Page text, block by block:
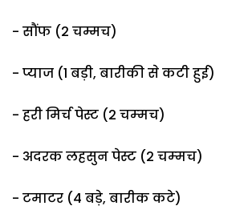
- सौंफ (2 चम्मच)
- प्याज (1 बड़ी, बारीकी से कटी हुई)
- हरी मिर्च पेस्‍ट (2 चम्‍मच)
- अदरक लहसुन पेस्ट (2 चम्‍मच)
- टमाटर (4 बड़े, बारीक कटे)